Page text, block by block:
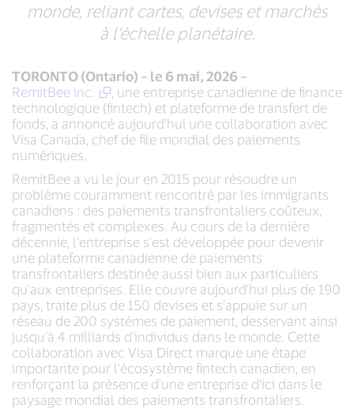
monde, reliant cartes, devises et marchés
à l’échelle planétaire.
TORONTO (Ontario) – le 6 mai, 2026 –
RemitBee inc.
, une entreprise canadienne de finance
technologique (fintech) et plateforme de transfert de
fonds, a annoncé aujourd’hui une collaboration avec
Visa Canada, chef de file mondial des paiements
numériques.
RemitBee a vu le jour en 2015 pour résoudre un
problème couramment rencontré par les immigrants
canadiens : des paiements transfrontaliers coûteux,
fragmentés et complexes. Au cours de la dernière
décennie, l'entreprise s'est développée pour devenir
une plateforme canadienne de paiements
transfrontaliers destinée aussi bien aux particuliers
qu'aux entreprises. Elle couvre aujourd’hui plus de 190
pays, traite plus de 150 devises et s’appuie sur un
réseau de 200 systèmes de paiement, desservant ainsi
jusqu’à 4 milliards d’individus dans le monde. Cette
collaboration avec Visa Direct marque une étape
importante pour l’écosystème fintech canadien, en
renforçant la présence d’une entreprise d’ici dans le
paysage mondial des paiements transfrontaliers.